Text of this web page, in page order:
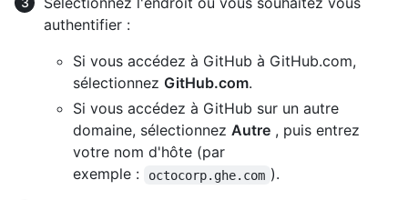
authentifier :
Si vous accédez à GitHub à GitHub.com,
sélectionnez GitHub.com.
Si vous accédez à GitHub sur un autre
domaine, sélectionnez Autre , puis entrez
votre nom d'hôte (par
exemple :
octocorp.ghe.com ).